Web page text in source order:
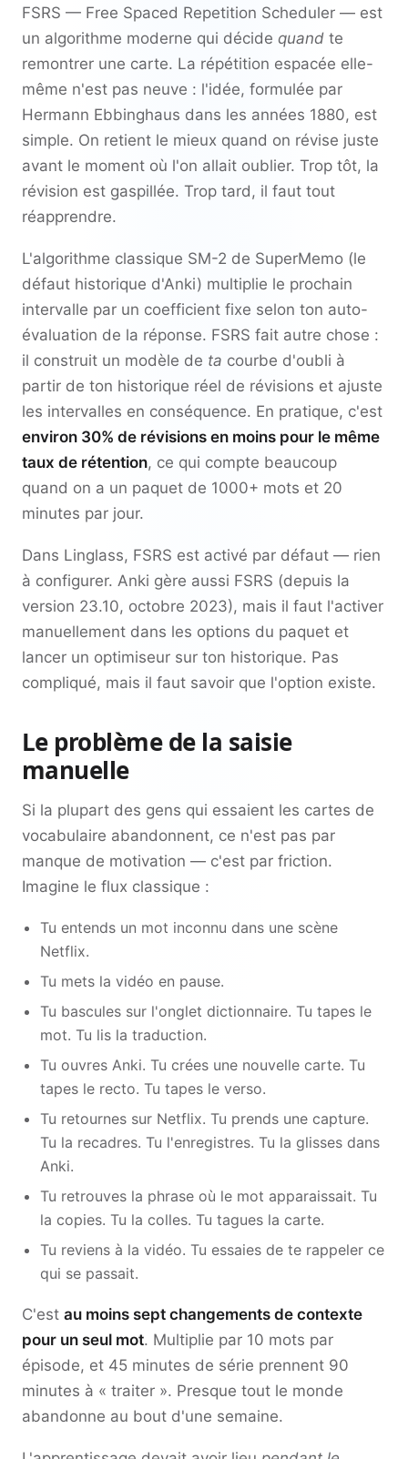
FSRS — Free Spaced Repetition Scheduler — est
un algorithme moderne qui décide quand te
remontrer une carte. La répétition espacée elle-
même n'est pas neuve : l'idée, formulée par
Hermann Ebbinghaus dans les années 1880, est
simple. On retient le mieux quand on révise juste
avant le moment où l'on allait oublier. Trop tôt, la
révision est gaspillée. Trop tard, il faut tout
réapprendre.
L'algorithme classique SM-2 de SuperMemo (le
défaut historique d'Anki) multiplie le prochain
intervalle par un coefficient fixe selon ton auto-
évaluation de la réponse. FSRS fait autre chose :
il construit un modèle de ta courbe d'oubli à
partir de ton historique réel de révisions et ajuste
les intervalles en conséquence. En pratique, c'est
environ 30% de révisions en moins pour le même
taux de rétention, ce qui compte beaucoup
quand on a un paquet de 1000+ mots et 20
minutes par jour.
Dans Linglass, FSRS est activé par défaut — rien
à configurer. Anki gère aussi FSRS (depuis la
version 23.10, octobre 2023), mais il faut l'activer
manuellement dans les options du paquet et
lancer un optimiseur sur ton historique. Pas
compliqué, mais il faut savoir que l'option existe.
Le problème de la saisie
manuelle
Si la plupart des gens qui essaient les cartes de
vocabulaire abandonnent, ce n'est pas par
manque de motivation — c'est par friction.
Imagine le flux classique :
Tu entends un mot inconnu dans une scène
Netflix.
Tu mets la vidéo en pause.
Tu bascules sur l'onglet dictionnaire. Tu tapes le
mot. Tu lis la traduction.
Tu ouvres Anki. Tu crées une nouvelle carte. Tu
tapes le recto. Tu tapes le verso.
Tu retournes sur Netflix. Tu prends une capture.
Tu la recadres. Tu l'enregistres. Tu la glisses dans
Anki.
Tu retrouves la phrase où le mot apparaissait. Tu
la copies. Tu la colles. Tu tagues la carte.
Tu reviens à la vidéo. Tu essaies de te rappeler ce
qui se passait.
C'est au moins sept changements de contexte
pour un seul mot. Multiplie par 10 mots par
épisode, et 45 minutes de série prennent 90
minutes à « traiter ». Presque tout le monde
abandonne au bout d'une semaine.